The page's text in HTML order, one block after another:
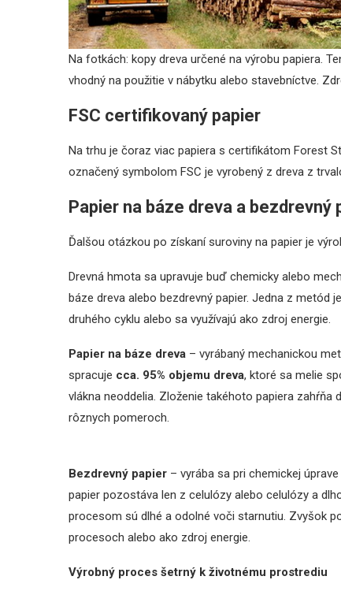
Na fotkách: kopy dreva určené na výrobu papiera.
vhodný na použitie v nábytku alebo stavebníctve.
FSC certifikovaný papier
Na trhu je čoraz viac papiera s certifikátom Forest
označený symbolom FSC je vyrobený z dreva z
Papier na báze dreva a
Ďalšou otázkou po získaní suroviny na papier je
Drevná hmota sa upravuje buď chemicky alebo
báze dreva alebo bezdrevný papier. Jedna z metód
druhého cyklu alebo sa využívajú ako zdroj energie.
Papier na báze dreva – vyrábaný mechanickou
spracuje cca. 95% objemu dreva, ktoré sa melie
vlákna neoddelia. Zloženie takéhoto papiera zahŕňa
rôznych pomeroch.
Bezdrevný papier – vyrába sa pri chemickej
papier pozostáva len z celulózy alebo celulózy a
procesom sú dlhé a odolné voči starnutiu. Zvyšok
procesoch alebo ako zdroj energie.
Výrobný proces šetrný k životnému prostrediu